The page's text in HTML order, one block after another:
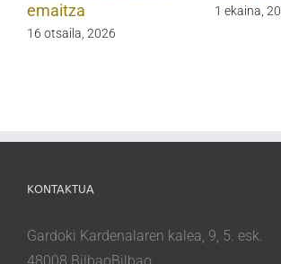
emaitza
16 otsaila, 2026
1 ekaina,
KONTAKTUA
Gardoki Kardenalaren kalea, 9, 5. esk.